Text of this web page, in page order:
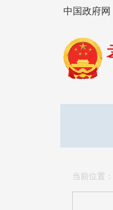
中国政府网
当前位置：